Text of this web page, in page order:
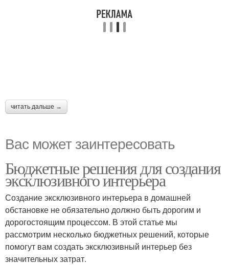
читать дальше →
Вас может заинтересовать
Бюджетные решения для создания
эксклюзивного интерьера
Создание эксклюзивного интерьера в домашней
обстановке не обязательно должно быть дорогим и
дорогостоящим процессом. В этой статье мы
рассмотрим несколько бюджетных решений, которые
помогут вам создать эксклюзивный интерьер без
значительных затрат.